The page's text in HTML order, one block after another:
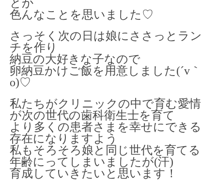
とか
色んなことを思いました♡
さっそく次の日は娘にささっとラン
チを作り
納豆の大好きな子なので
卵納豆かけご飯を用意しました(´v｀
o)♡
私たちがクリニックの中で育む愛情
が次の世代の歯科衛生士を育て
より多くの患者さまを幸せにできる
存在になりますよう
私もそろそろ娘と同じ世代を育てる
年齢にってしまいましたが(汗)
育成していきたいと思います！